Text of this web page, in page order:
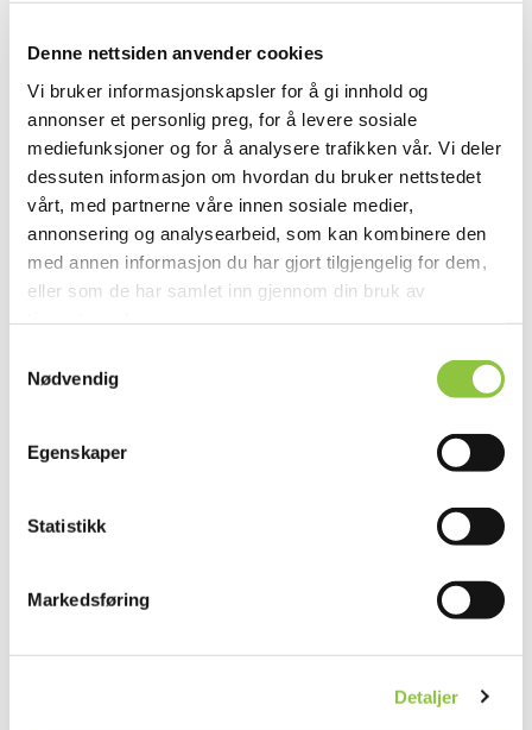
Denne nettsiden anvender cookies
Vi bruker informasjonskapsler for å gi innhold og
annonser et personlig preg, for å levere sosiale
mediefunksjoner og for å analysere trafikken vår. Vi deler
dessuten informasjon om hvordan du bruker nettstedet
vårt, med partnerne våre innen sosiale medier,
annonsering og analysearbeid, som kan kombinere den
med annen informasjon du har gjort tilgjengelig for dem,
eller som de har samlet inn gjennom din bruk av
Nødvendig
Egenskaper
Statistikk
Markedsføring
Detaljer
Givær 52, 8097 Givær
Andre lignende gårder